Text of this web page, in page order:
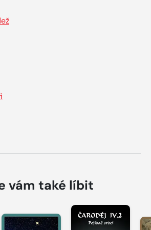
vám také líbit